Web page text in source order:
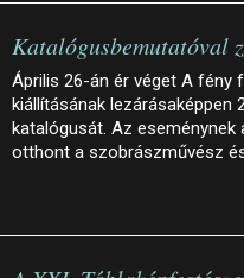
Katalógusbemutatóval
Április 26-án ér véget A fény
kiállításának
katalógusát. Az
otthont a szobrászművész